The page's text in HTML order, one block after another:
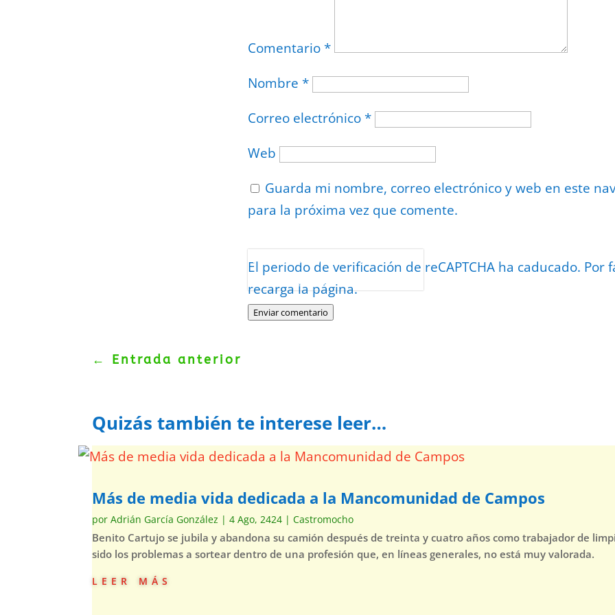
Comentario *
Nombre *
Correo electrónico *
Web
Guarda mi nombre, correo electrónico y web en este
para la próxima vez que comente.
El periodo de verificación de reCAPTCHA ha caducado. Por
recarga la página.
Enviar comentario
Protegidos por reCAPTCHA
Términos
← Entrada anterior
Quizás también te interese leer…
Más de media vida dedicada a la Mancomunidad de Campos
porAdrián García González |4 Ago, 2424 |Castromocho
Benito Cartujo se jubila y abandona su camión después de treinta y cuatro años como trabajador de
sido los problemas a sortear dentro de una profesión que, en líneas generales, no está muy valorada.
leer más